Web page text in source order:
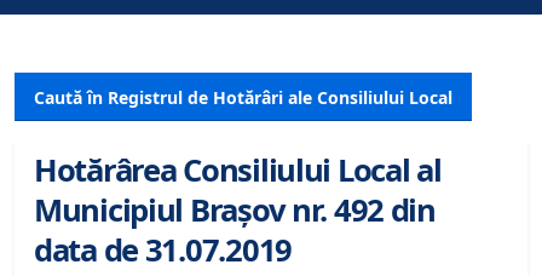
Caută în Registrul de Hotărâri ale Consiliului Local
Hotărârea Consiliului Local al
Municipiul Brașov nr. 492 din
data de 31.07.2019